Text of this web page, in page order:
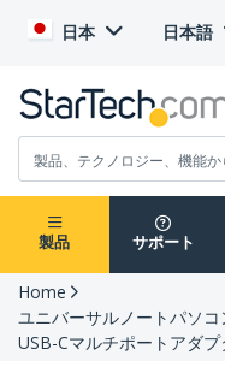
日本 日本語
製品 サポート
Home
ユニバーサルノートパソ
USB-Cマルチポートアダプ